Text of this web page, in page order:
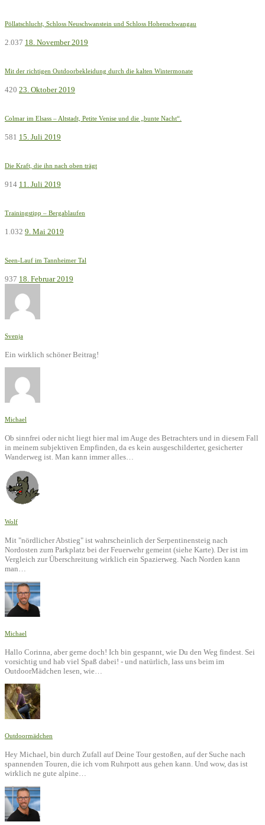
Pöllatschlucht, Schloss Neuschwanstein und Schloss Hohenschwangau
2.037 18. November 2019
Mit der richtigen Outdoorbekleidung durch die kalten Wintermonate
420 23. Oktober 2019
Colmar im Elsass – Altstadt, Petite Venise und die „bunte Nacht“.
581 15. Juli 2019
Die Kraft, die ihn nach oben trägt
914 11. Juli 2019
Trainingstipp – Bergablaufen
1.032 9. Mai 2019
Seen-Lauf im Tannheimer Tal
937 18. Februar 2019
Svenja
Ein wirklich schöner Beitrag!
Michael
Ob sinnfrei oder nicht liegt hier mal im Auge des Betrachters und in diesem Fall
in meinem subjektiven Empfinden, da es kein ausgeschilderter, gesicherter
Wanderweg ist. Man kann immer alles…
Wolf
Mit "nördlicher Abstieg" ist wahrscheinlich der Serpentinensteig nach
Nordosten zum Parkplatz bei der Feuerwehr gemeint (siehe Karte). Der ist im
Vergleich zur Überschreitung wirklich ein Spazierweg. Nach Norden kann
man…
Michael
Hallo Corinna, aber gerne doch! Ich bin gespannt, wie Du den Weg findest. Sei
vorsichtig und hab viel Spaß dabei! - und natürlich, lass uns beim im
OutdoorMädchen lesen, wie…
Outdoormädchen
Hey Michael, bin durch Zufall auf Deine Tour gestoßen, auf der Suche nach
spannenden Touren, die ich vom Ruhrpott aus gehen kann. Und wow, das ist
wirklich ne gute alpine…